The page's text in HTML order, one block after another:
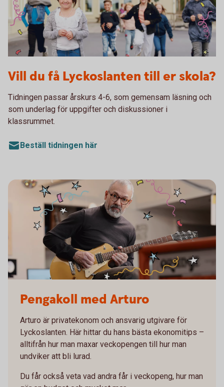
Vill du få Lyckoslanten till er skola?
Tidningen passar årskurs 4-6, som gemensam läsning och
som underlag för uppgifter och diskussioner i
klassrummet.
Beställ tidningen här
Pengakoll med Arturo
Arturo är privatekonom och ansvarig utgivare för
Lyckoslanten. Här hittar du hans bästa ekonomitips –
alltifrån hur man maxar veckopengen till hur man
undviker att bli lurad.
Du får också veta vad andra får i veckopeng, hur man